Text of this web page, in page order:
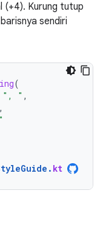
(+4). Kurung tutup
sendiri
(
", " ,
,
. kt